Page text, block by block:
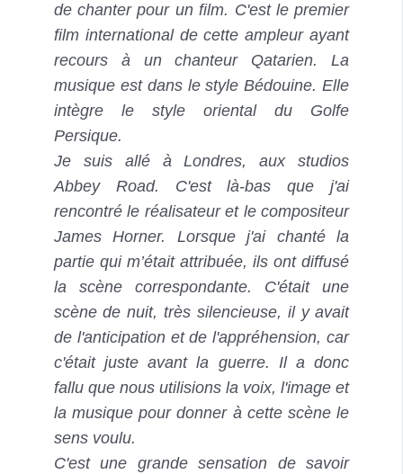
de chanter pour un film. C'est le premier
film international de cette ampleur ayant
recours à un chanteur Qatarien. La
musique est dans le style Bédouine. Elle
intègre le style oriental du Golfe
Persique.
Je suis allé à Londres, aux studios
Abbey Road. C'est là-bas que j'ai
rencontré le réalisateur et le compositeur
James Horner. Lorsque j'ai chanté la
partie qui m’était attribuée, ils ont diffusé
la scène correspondante. C'était une
scène de nuit, très silencieuse, il y avait
de l'anticipation et de l'appréhension, car
c'était juste avant la guerre. Il a donc
fallu que nous utilisions la voix, l'image et
la musique pour donner à cette scène le
sens voulu.
C'est une grande sensation de savoir